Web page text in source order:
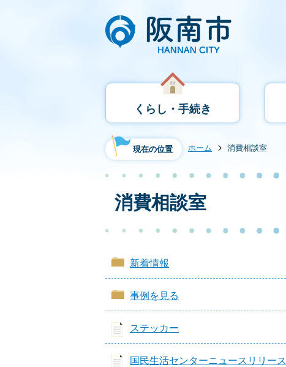
くらし・手続き
現在の位置 ホーム 消費相談室
消費相談室
新着情報
事例を見る
ステッカー
国民生活センターニュースリリース